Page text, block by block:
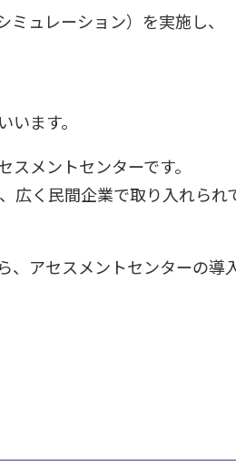
ュレーション）を実施し、
ます。
メントセンターです。
広く民間企業で取り入れられ
、アセスメントセンターの導